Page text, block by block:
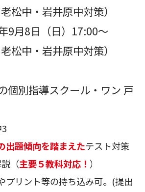
松中・岩井原中対策）
9月8日（日）17:00～
松中・岩井原中対策）
個別指導スクール・ワン 戸
出題傾向を踏まえたテスト対策
（主要５教科対応！ ）
プリント等の持ち込み可。(提出